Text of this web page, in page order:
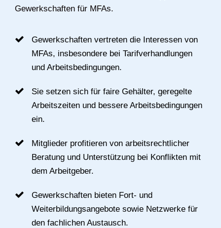
Gewerkschaften für MFAs.
Gewerkschaften vertreten die Interessen von
MFAs, insbesondere bei Tarifverhandlungen
und Arbeitsbedingungen.
Sie setzen sich für faire Gehälter, geregelte
Arbeitszeiten und bessere Arbeitsbedingungen
ein.
Mitglieder profitieren von arbeitsrechtlicher
Beratung und Unterstützung bei Konflikten mit
dem Arbeitgeber.
Gewerkschaften bieten Fort- und
Weiterbildungsangebote sowie Netzwerke für
den fachlichen Austausch.